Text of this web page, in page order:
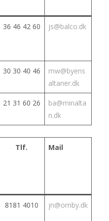
36 46 42 60 js@balco.dk
30 30 40 46
mw@byens
altaner.dk
21 31 60 26
ba@minalta
n.dk
Tlf. Mail
8181 4010 jn@omby.dk